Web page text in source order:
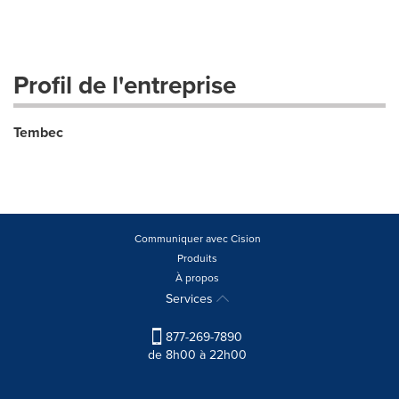
Profil de l'entreprise
Tembec
Communiquer avec Cision
Produits
À propos
Services
877-269-7890
de 8h00 à 22h00